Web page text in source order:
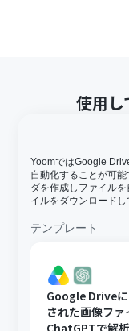
使用し
YoomではGoogle
自動化することが可
ダを作成しファイル
イルをダウンロードし
テンプレート
Google Drive
された画像ファ
ChatGPTで解